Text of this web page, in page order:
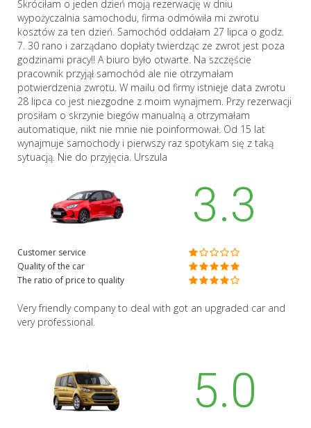
Skróciłam o jeden dzień moją rezerwację w dniu
wypożyczalnia samochodu, firma odmówiła mi zwrotu
kosztów za ten dzień. Samochód oddałam 27 lipca o godz.
7. 30 rano i zarządano dopłaty twierdząc ze zwrot jest poza
godzinami pracy!! A biuro było otwarte. Na szczęście
pracownik przyjął samochód ale nie otrzymałam
potwierdzenia zwrotu. W mailu od firmy istnieje data zwrotu
28 lipca co jest niezgodne z moim wynajmem. Przy rezerwacji
prosiłam o skrzynie biegów manualną a otrzymałam
automatique, nikt nie mnie nie poinformował. Od 15 lat
wynajmuje samochody i pierwszy raz spotykam się z taką
sytuacją. Nie do przyjęcia. Urszula
3.3
Customer service
Quality of the car
The ratio of price to quality
Very friendly company to deal with got an upgraded car and
very professional.
5.0